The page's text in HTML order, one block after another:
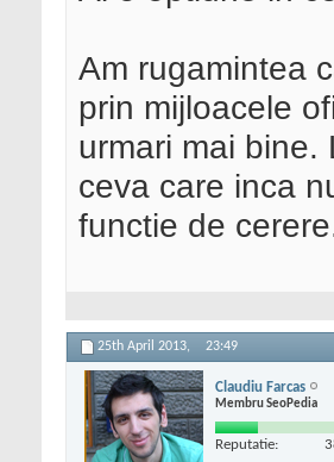
Am rugamintea
prin mijloacele
urmari mai bine.
ceva care inca
functie de
25th April 2013, 23:49
Claudiu Farcas
Membru SeoPedia
Reputatie: